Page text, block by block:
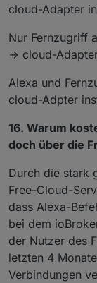
cloud-Adapter
Nur Fernzugriff
-> cloud-
Alexa und
cloud-Adpter
16. Warum
doch über die
Durch die stark
Free-Cloud-
dass Alexa-
bei dem
der Nutzer des
letzten 4
Verbindungen